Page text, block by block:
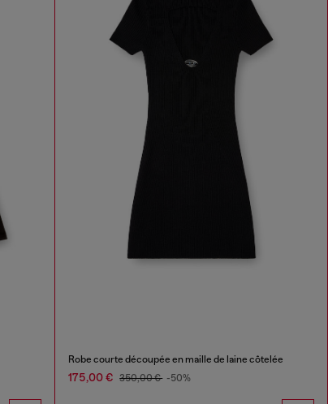
Robe courte découpée en maille de laine côtelée
175,00 € 350,00 € -50%